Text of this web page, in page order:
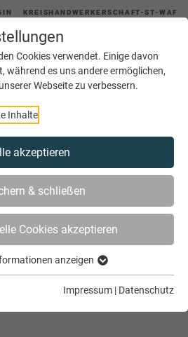
Cookies verwendet. Einige davon
während es uns andere ermöglichen,
Webseite zu verbessern.
Inhalte
akzeptieren
& schließen
Cookies akzeptieren
anzeigen
Impressum | Datenschutz
KREISHANDWERKERSCHAFT-ST-WAF
bei der Tischler-